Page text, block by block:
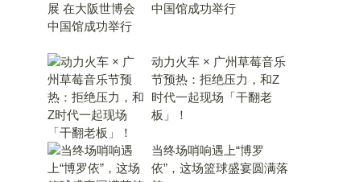
中国馆成功举行
动力火车 × 广州草莓音乐
节预热：拒绝压力，和Z
时代一起现场「干翻老
板」！
当终场哨响遇上“博罗
依”，这场篮球盛宴圆满落